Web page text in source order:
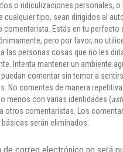
o ridiculizaciones personales,
cualquier tipo, sean dirigidos al
comentarista. Estás en tu perfecto
pero por favor, no
las personas cosas que no les
Intenta mantener un ambiente
puedan comentar sin temor a
No comentes de manera
menos con varias identidades (
otros comentaristas. Los
serán eliminados.